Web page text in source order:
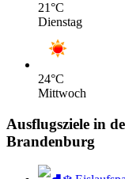
21°C
Dienstag
24°C
Mittwoch
Ausflugsziele in
Brandenburg